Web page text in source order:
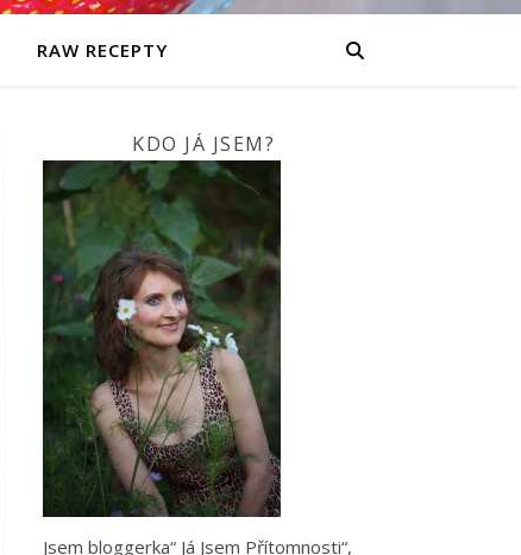
RAW RECEPTY
KDO JÁ JSEM?
Jsem bloggerka“ Já Jsem Přítomnosti“,